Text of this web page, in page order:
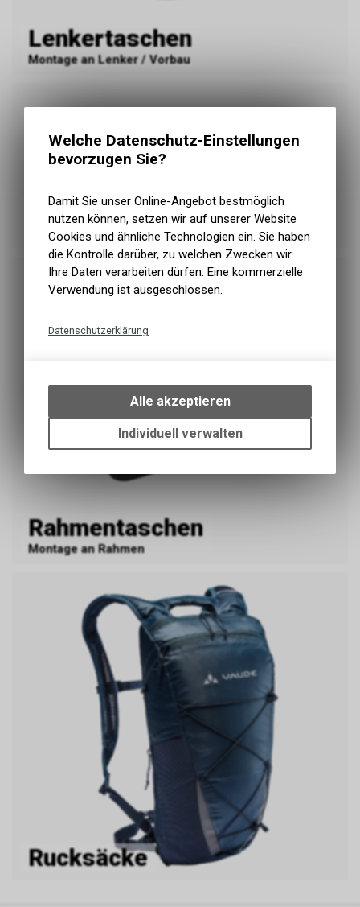
Lenkertaschen
Montage an Lenker / Vorbau
Gepäckträgertaschen
Montage auf Gepäckträger
Rahmentaschen
Montage an Rahmen
Rucksäcke
Welche Datenschutz-Einstellungen
bevorzugen Sie?
Damit Sie unser Online-Angebot bestmöglich
nutzen können, setzen wir auf unserer Website
Cookies und ähnliche Technologien ein. Sie haben
die Kontrolle darüber, zu welchen Zwecken wir
Ihre Daten verarbeiten dürfen. Eine kommerzielle
Verwendung ist ausgeschlossen.
Datenschutzerklärung
bestimmte Interaktionen und
Einstellungen auf Ihrem Gerät,
um die grundlegenden
Funktionen unseres Online-
des Warenkorbs, zu
keinerlei Rückschlüsse auf Ihre
persönlichen Informationen
Alle akzeptieren
Individuell verwalten